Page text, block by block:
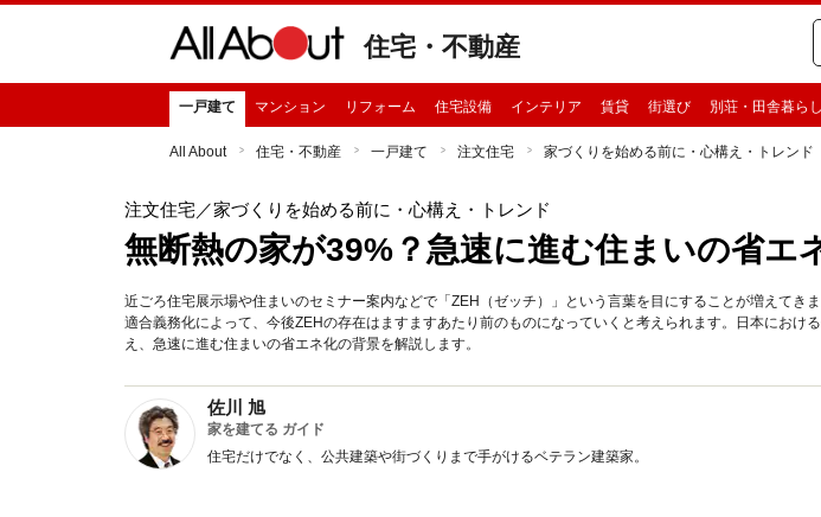
住宅・不動産
一戸建て マンション リフォーム 住宅設備 インテリア 賃貸 街選び 別荘・田舎暮らし
All About 住宅・不動産 一戸建て 注文住宅 家づくりを始める前に・心構え・トレンド
注文住宅／家づくりを始める前に・心構え・トレンド
無断熱の家が39%？急速に進む住まいの省エ
近ごろ住宅展示場や住まいのセミナー案内などで「ZEH（ゼッチ）」という言葉を目にすることが増えてき
適合義務化によって、今後ZEHの存在はますますあたり前のものになっていくと考えられます。日本におけ
え、急速に進む住まいの省エネ化の背景を解説します。
佐川 旭
家を建てる ガイド
住宅だけでなく、公共建築や街づくりまで手がけるベテラン建築家。